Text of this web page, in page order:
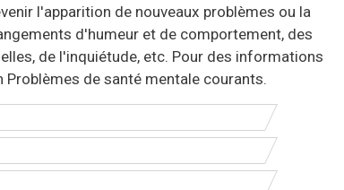
l'apparition de nouveaux problèmes ou la
d'humeur et de comportement, des
de l'inquiétude, etc. Pour des informations
de santé mentale courants.